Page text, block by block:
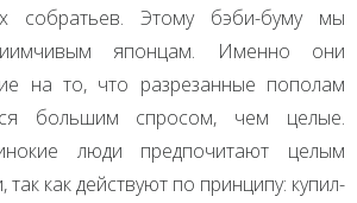
собратьев. Этому бэби-буму мы
японцам. Именно они
на то, что разрезанные пополам
большим спросом, чем целые.
люди предпочитают целым
как действуют по принципу: купил-